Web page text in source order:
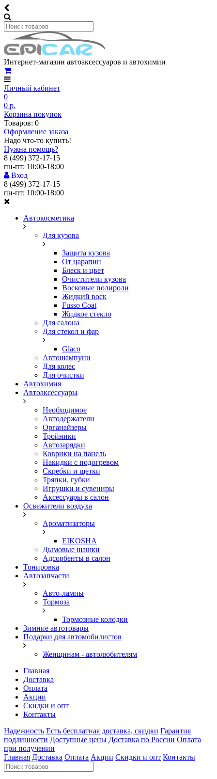
Интернет-магазин автоаксессуаров и автохимии
Личный кабинет
0
0 р.
Корзина покупок
Товаров: 0
Оформление заказа
Надо что-то купить!
Нужна помощь?
8 (499) 372-17-15
пн-пт: 10:00-18:00
Вход
8 (499) 372-17-15
пн-пт: 10:00-18:00
Автокосметика
Для кузова
Защита кузова
От царапин
Блеск и цвет
Очистители кузова
Восковые полироли
Жидкий воск
Fusso Coat
Жидкое стекло
Для салона
Для стекол и фар
Glaco
Автошампуни
Для колес
Для очистки
Автохимия
Автоаксессуары
Необходимое
Автодержатели
Органайзеры
Тройники
Автозарядки
Коврики на панель
Накидки с подогревом
Скребки и щетки
Тряпки, губки
Игрушки и сувениры
Аксессуары в салон
Освежители воздуха
Ароматизаторы
EIKOSHA
Дымовые шашки
Адсорбенты в салон
Тонировка
Автозапчасти
Авто-лампы
Тормоза
Тормозные колодки
Зимние автотовары
Подарки для автомобилистов
Женщинам - автолюбителям
Главная
Доставка
Оплата
Акции
Скидки и опт
Контакты
Надежность Есть бесплатная доставка, скидки Гарантия
подлинности Доступные цены Доставка по России Оплата
при получении
Главная Доставка Оплата Акции Скидки и опт Контакты